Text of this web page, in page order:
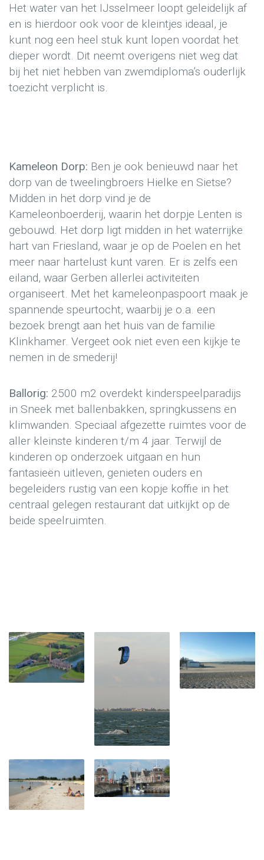
Het water van het IJsselmeer loopt geleidelijk af
en is hierdoor ook voor de kleintjes ideaal, je
kunt nog een heel stuk kunt lopen voordat het
dieper wordt. Dit neemt overigens niet weg dat
bij het niet hebben van zwemdiploma’s ouderlijk
toezicht verplicht is.
Kameleon Dorp: Ben je ook benieuwd naar het
dorp van de tweelingbroers Hielke en Sietse?
Midden in het dorp vind je de
Kameleonboerderij, waarin het dorpje Lenten is
gebouwd. Het dorp ligt midden in het waterrijke
hart van Friesland, waar je op de Poelen en het
meer naar hartelust kunt varen. Er is zelfs een
eiland, waar Gerben allerlei activiteiten
organiseert. Met het kameleonpaspoort maak je
spannende speurtocht, waarbij je o.a. een
bezoek brengt aan het huis van de familie
Klinkhamer. Vergeet ook niet even een kijkje te
nemen in de smederij!
Ballorig: 2500 m2 overdekt kinderspeelparadijs
in Sneek met ballenbakken, springkussens en
klimwanden. Speciaal afgezette ruimtes voor de
aller kleinste kinderen t/m 4 jaar. Terwijl de
kinderen op onderzoek uitgaan en hun
fantasieën uitleven, genieten ouders en
begeleiders rustig van een kopje koffie in het
centraal gelegen restaurant dat uitkijkt op de
beide speelruimten.